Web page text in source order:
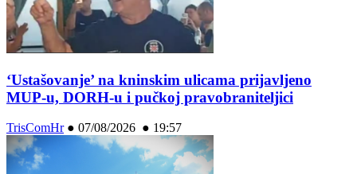
‘Ustašovanje’ na kninskim ulicama prijavljeno
MUP-u, DORH-u i pučkoj pravobraniteljici
TrisComHr● 07/08/2026 ● 19:57